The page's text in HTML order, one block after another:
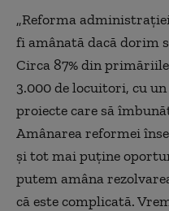
„Reforma
fi amânată dacă dorim
Circa 87% din
3.000 de locuitori, cu
proiecte care să
Amânarea reformei
şi tot mai puţine
putem amâna
că este complicată.